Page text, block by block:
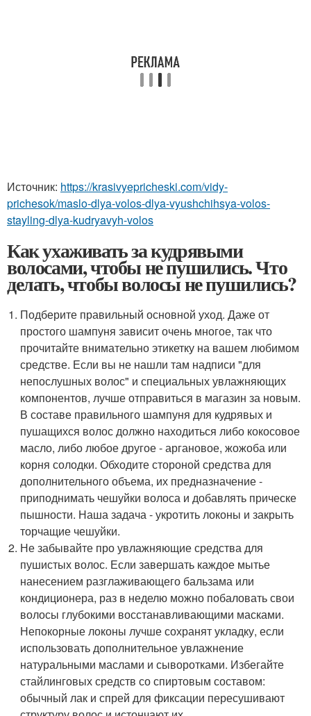
Источник: https://krasivyepricheski.com/vidy-
prichesok/maslo-dlya-volos-dlya-vyushchihsya-volos-
stayling-dlya-kudryavyh-volos
Как ухаживать за кудрявыми
волосами, чтобы не пушились. Что
делать, чтобы волосы не пушились?
Подберите правильный основной уход. Даже от
простого шампуня зависит очень многое, так что
прочитайте внимательно этикетку на вашем любимом
средстве. Если вы не нашли там надписи "для
непослушных волос" и специальных увлажняющих
компонентов, лучше отправиться в магазин за новым.
В составе правильного шампуня для кудрявых и
пушащихся волос должно находиться либо кокосовое
масло, либо любое другое - аргановое, жожоба или
корня солодки. Обходите стороной средства для
дополнительного объема, их предназначение -
приподнимать чешуйки волоса и добавлять прическе
пышности. Наша задача - укротить локоны и закрыть
торчащие чешуйки.
Не забывайте про увлажняющие средства для
пушистых волос. Если завершать каждое мытье
нанесением разглаживающего бальзама или
кондиционера, раз в неделю можно побаловать свои
волосы глубокими восстанавливающими масками.
Непокорные локоны лучше сохранят укладку, если
использовать дополнительное увлажнение
натуральными маслами и сыворотками. Избегайте
стайлинговых средств со спиртовым составом:
обычный лак и спрей для фиксации пересушивают